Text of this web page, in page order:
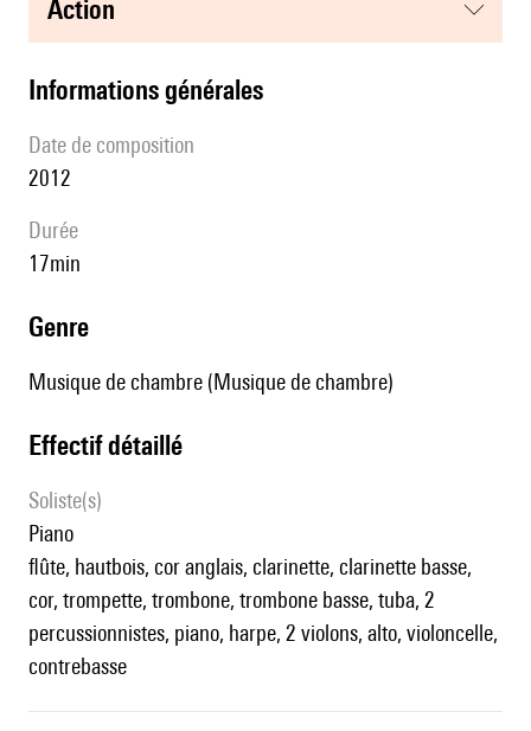
action
informations générales
date de composition
2012
durée
17min
genre
Musique de chambre (Musique de chambre)
effectif détaillé
Soliste(s)
piano
flûte, hautbois, cor anglais, clarinette, clarinette basse,
cor, trompette, trombone, trombone basse, tuba, 2
percussionnistes, piano, harpe, 2 violons, alto, violoncelle,
contrebasse